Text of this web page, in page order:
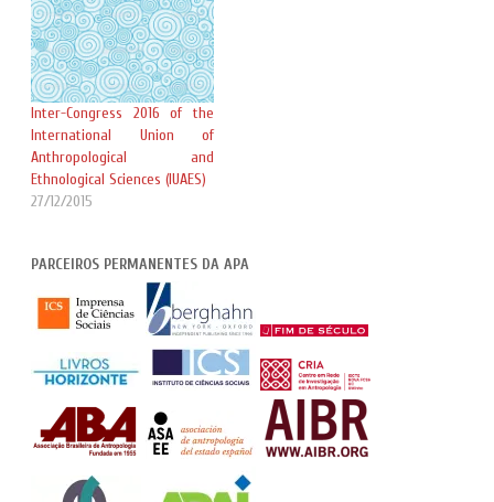
Inter-Congress 2016 of the
International Union of
Anthropological and
Ethnological Sciences (IUAES)
27/12/2015
PARCEIROS PERMANENTES DA APA